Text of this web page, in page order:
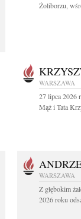
Żoliborzu,
WARSZAWA
27 lipca 2026
Mąż i Tata
WARSZAWA
Z głębokim
2026 roku